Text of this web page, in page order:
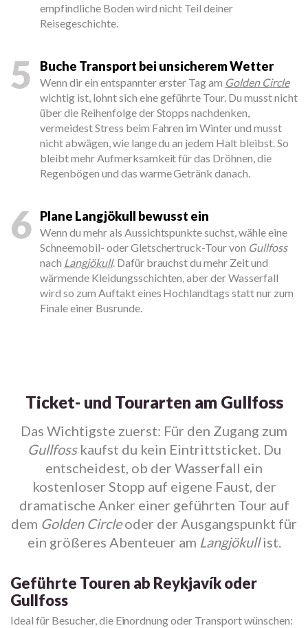
empfindliche Boden wird nicht Teil deiner
Reisegeschichte.
5 Buche Transport bei unsicherem Wetter
Wenn dir ein entspannter erster Tag am Golden Circle
wichtig ist, lohnt sich eine geführte Tour. Du musst nicht
über die Reihenfolge der Stopps nachdenken,
vermeidest Stress beim Fahren im Winter und musst
nicht abwägen, wie lange du an jedem Halt bleibst. So
bleibt mehr Aufmerksamkeit für das Dröhnen, die
Regenbögen und das warme Getränk danach.
6 Plane Langjökull bewusst ein
Wenn du mehr als Aussichtspunkte suchst, wähle eine
Schneemobil- oder Gletschertruck-Tour von Gullfoss
nach Langjökull. Dafür brauchst du mehr Zeit und
wärmende Kleidungsschichten, aber der Wasserfall
wird so zum Auftakt eines Hochlandtags statt nur zum
Finale einer Busrunde.
Ticket- und Tourarten am Gullfoss
Das Wichtigste zuerst: Für den Zugang zum
Gullfosskaufst du kein Eintrittsticket. Du
entscheidest, ob der Wasserfall ein
kostenloser Stopp auf eigene Faust, der
dramatische Anker einer geführten Tour auf
dem Golden Circleoder der Ausgangspunkt für
ein größeres Abenteuer am Langjökullist.
Geführte Touren ab Reykjavík oder
Gullfoss
Ideal für Besucher, die Einordnung oder Transport wünschen: